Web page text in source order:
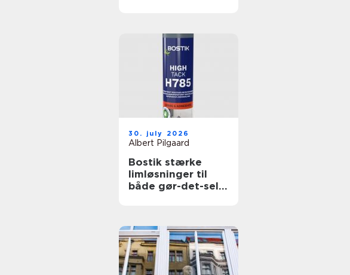
30. july 2026
Albert Pilgaard
Bostik stærke
limløsninger til
både gør-det-selv